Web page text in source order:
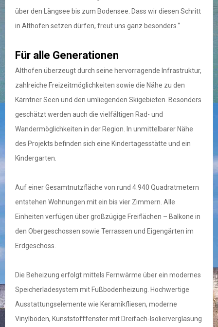
über den Längsee bis zum Bodensee. Dass wir diesen Schritt
in Althofen setzen dürfen, freut uns ganz besonders.“
Für alle Generationen
Althofen überzeugt durch seine hervorragende Infrastruktur,
zahlreiche Freizeitmöglichkeiten sowie die Nähe zu den
Kärntner Seen und den umliegenden Skigebieten. Besonders
geschätzt werden auch die vielfältigen Rad- und
Wandermöglichkeiten in der Region. In unmittelbarer Nähe
des Projekts befinden sich eine Kindertagesstätte und ein
Kindergarten.
Auf einer Gesamtnutzfläche von rund 4.940 Quadratmetern
entstehen Wohnungen mit ein bis vier Zimmern. Alle
Einheiten verfügen über großzügige Freiflächen – Balkone in
den Obergeschossen sowie Terrassen und Eigengärten im
Erdgeschoss.
Die Beheizung erfolgt mittels Fernwärme über ein modernes
Speicherladesystem mit Fußbodenheizung. Hochwertige
Ausstattungselemente wie Keramikfliesen, moderne
Vinylböden, Kunststofffenster mit Dreifach-Isolierverglasung